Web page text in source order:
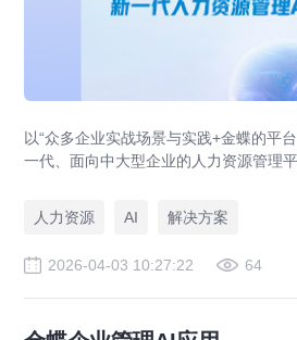
以“众多企业实战场景与实践+金蝶的平
一代、面向中大型企业的人力资源管理
资源AI新时代。
人力资源 AI 解决方案
2026-04-03 10:27:22 64